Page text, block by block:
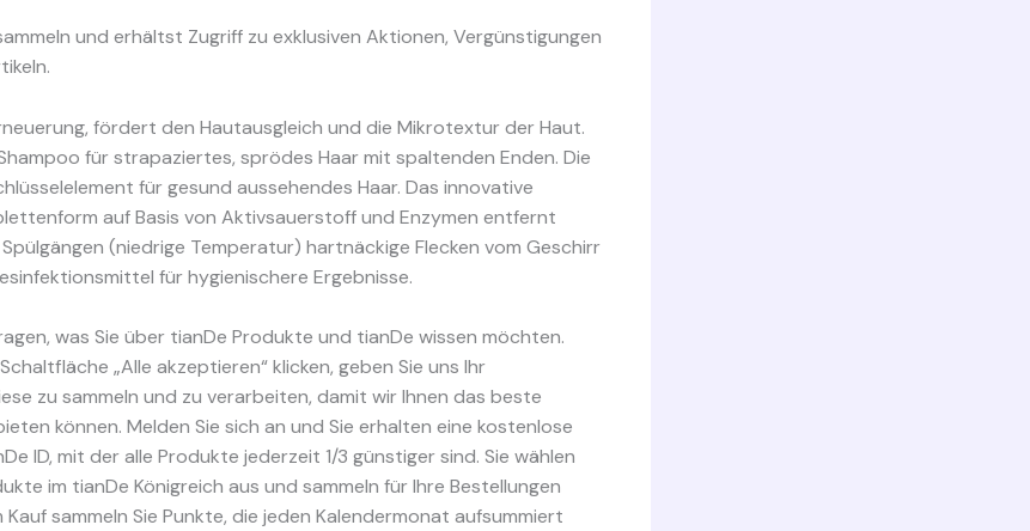
und erhältst Zugriff zu exklusiven Aktionen, Vergünstigungen
fördert den Hautausgleich und die Mikrotextur der Haut.
für strapaziertes, sprödes Haar mit spaltenden Enden. Die
für gesund aussehendes Haar. Das innovative
auf Basis von Aktivsauerstoff und Enzymen entfernt
(niedrige Temperatur) hartnäckige Flecken vom Geschirr
für hygienischere Ergebnisse.
was Sie über tianDe Produkte und tianDe wissen möchten.
„Alle akzeptieren“ klicken, geben Sie uns Ihr
zu sammeln und zu verarbeiten, damit wir Ihnen das beste
können. Melden Sie sich an und Sie erhalten eine kostenlose
ID, mit der alle Produkte jederzeit 1/3 günstiger sind. Sie wählen
im tianDe Königreich aus und sammeln für Ihre Bestellungen
Kauf sammeln Sie Punkte, die jeden Kalendermonat aufsummiert